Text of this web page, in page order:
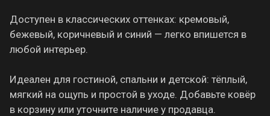
Доступен в классических оттенках: кремовый,
бежевый, коричневый и синий — легко впишется в
любой интерьер.
Идеален для гостиной, спальни и детской: тёплый,
мягкий на ощупь и простой в уходе. Добавьте ковёр
в корзину или уточните наличие у продавца.